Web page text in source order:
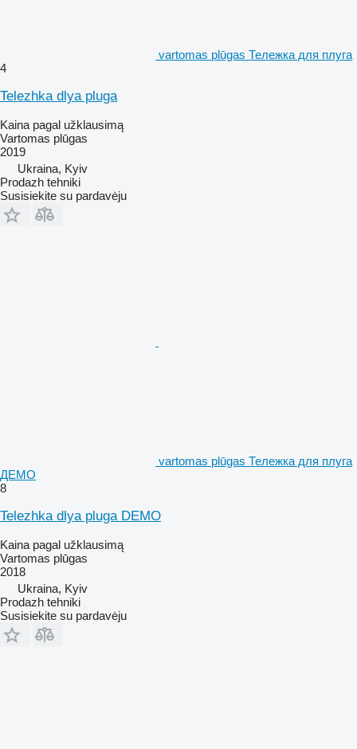
vartomas plūgas Тележка для плуга
4
Telezhka dlya pluga
Kaina pagal užklausimą
Vartomas plūgas
2019
Ukraina, Kyiv
Prodazh tehniki
Susisiekite su pardavėju
vartomas plūgas Тележка для плуга
ДЕМО
8
Telezhka dlya pluga DEMO
Kaina pagal užklausimą
Vartomas plūgas
2018
Ukraina, Kyiv
Prodazh tehniki
Susisiekite su pardavėju